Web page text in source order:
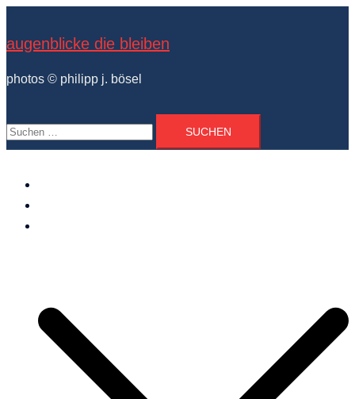
springen
augenblicke die bleiben
photos © philipp j. bösel
Suchen
nach: